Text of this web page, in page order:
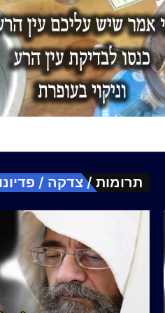
תרומות / צדקה /